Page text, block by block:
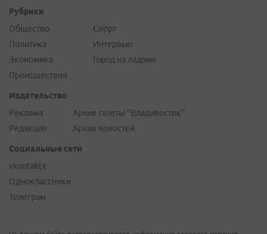
Рубрики
Общество
Политика
Экономика
Происшествия
Спорт
Интервью
Город на ладони
Издательство
Реклама
Редакция
Архив газеты "Владивосток"
Архив новостей
Социальные сети
vkontakte
Одноклассники
Телеграм